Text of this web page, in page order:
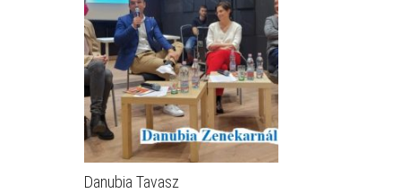
Danubia Tavasz